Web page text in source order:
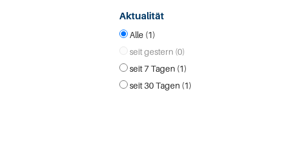
Aktualität
Alle (1)
seit gestern (0)
seit 7 Tagen (1)
seit 30 Tagen (1)